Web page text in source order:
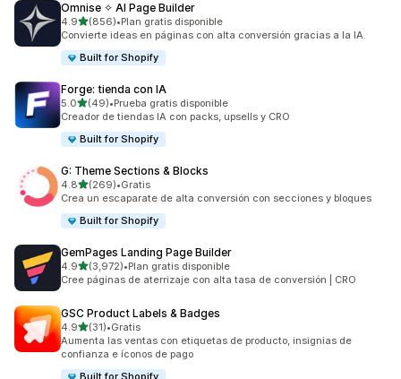
Omnise ✧ AI Page Builder
4.9de 5 estrellas
(856)
856 reseñas en total
•Plan gratis disponible
Convierte ideas en páginas con alta conversión gracias a la IA.
Built for Shopify
Forge: tienda con IA
5.0de 5 estrellas
(49)
49 reseñas en total
•Prueba gratis disponible
Creador de tiendas IA con packs, upsells y CRO
Built for Shopify
G: Theme Sections & Blocks
4.8de 5 estrellas
(269)
269 reseñas en total
•Gratis
Crea un escaparate de alta conversión con secciones y bloques
Built for Shopify
GemPages Landing Page Builder
4.9de 5 estrellas
(3,972)
3972 reseñas en total
•Plan gratis disponible
Cree páginas de aterrizaje con alta tasa de conversión | CRO
GSC Product Labels & Badges
4.9de 5 estrellas
(31)
31 reseñas en total
•Gratis
Aumenta las ventas con etiquetas de producto, insignias de
confianza e íconos de pago